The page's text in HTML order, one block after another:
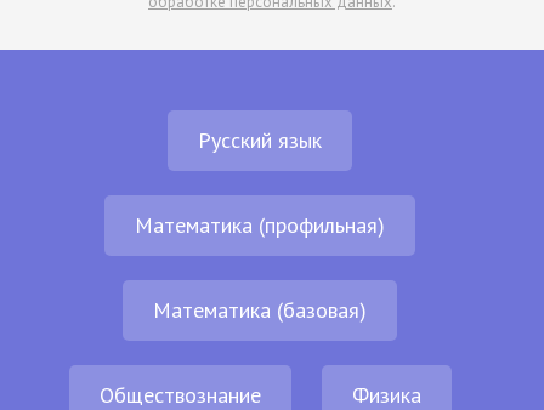
Русский язык
Математика (профильная)
Математика (базовая)
Обществознание Физика